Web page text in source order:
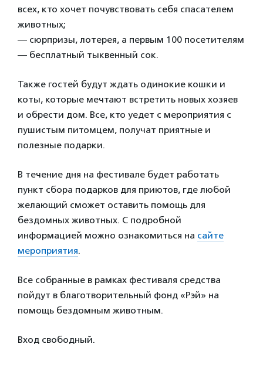
всех, кто хочет почувствовать себя спасателем
животных;
— сюрпризы, лотерея, а первым 100 посетителям
— бесплатный тыквенный сок.
Также гостей будут ждать одинокие кошки и
коты, которые мечтают встретить новых хозяев
и обрести дом. Все, кто уедет с мероприятия с
пушистым питомцем, получат приятные и
полезные подарки.
В течение дня на фестивале будет работать
пункт сбора подарков для приютов, где любой
желающий сможет оставить помощь для
бездомных животных. С подробной
информацией можно ознакомиться на сайте
мероприятия.
Все собранные в рамках фестиваля средства
пойдут в благотворительный фонд «Рэй» на
помощь бездомным животным.
Вход свободный.